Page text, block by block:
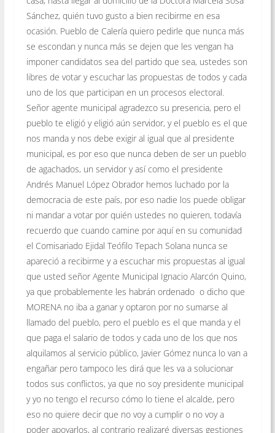
Sánchez, quién tuvo gusto a bien recibirme en esa
ocasión. Pueblo de Calería quiero pedirle que nunca más
se escondan y nunca más se dejen que les vengan ha
imponer candidatos sea del partido que sea, ustedes son
libres de votar y escuchar las propuestas de todos y cada
uno de los que participan en un procesos electoral.
Señor agente municipal agradezco su presencia, pero el
pueblo te eligió y eligió aún servidor, y el pueblo es el que
nos manda y nos debe exigir al igual que al presidente
municipal, es por eso que nunca deben de ser un pueblo
de agachados, un servidor y así como el presidente
Andrés Manuel López Obrador hemos luchado por la
democracia de este país, por eso nadie los puede obligar
ni mandar a votar por quién ustedes no quieren, todavía
recuerdo que cuando camine por aquí en su comunidad
el Comisariado Ejidal Teófilo Tepach Solana nunca se
apareció a recibirme y a escuchar mis propuestas al igual
que usted señor Agente Municipal Ignacio Alarcón Quino,
ya que probablemente les habrán ordenado o dicho que
MORENA no iba a ganar y optaron por no sumarse al
llamado del pueblo, pero el pueblo es el que manda y el
que paga el salario de todos y cada uno de los que nos
alquilamos al servicio público, Javier Gómez nunca lo van a
engañar pero tampoco les dirá que les va a solucionar
todos sus conflictos, ya que no soy presidente municipal
y yo no tengo el recurso cómo lo tiene el alcalde, pero
eso no quiere decir que no voy a cumplir o no voy a
poder apoyarlos, al contrario realizaré diversas gestiones